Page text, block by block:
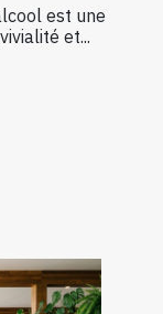
est une
et...